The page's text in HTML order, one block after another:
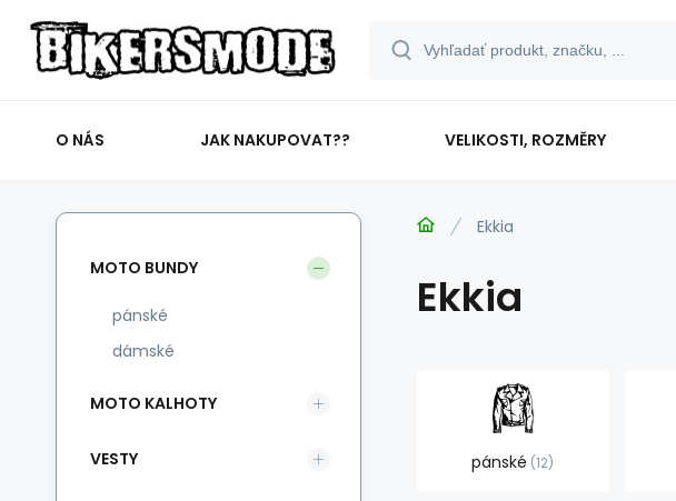
O NÁS JAK NAKUPOVAT?? VELIKOSTI, ROZMĚRY
Ekkia
Ekkia
pánské 12
MOTO BUNDY
pánské
dámské
MOTO KALHOTY
VESTY